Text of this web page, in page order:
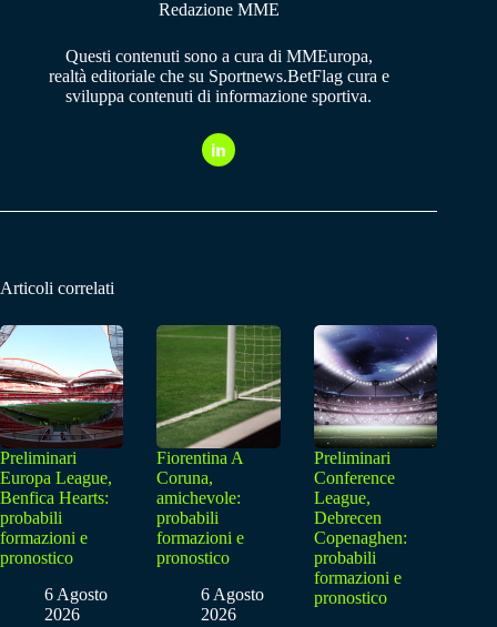
Redazione MME
Questi contenuti sono a cura di MMEuropa,
realtà editoriale che su Sportnews.BetFlag cura e
sviluppa contenuti di informazione sportiva.
Articoli correlati
Preliminari
Europa League,
Benfica Hearts:
probabili
formazioni e
pronostico
6 Agosto
2026
Fiorentina A
Coruna,
amichevole:
probabili
formazioni e
pronostico
6 Agosto
2026
Preliminari
Conference
League,
Debrecen
Copenaghen:
probabili
formazioni e
pronostico